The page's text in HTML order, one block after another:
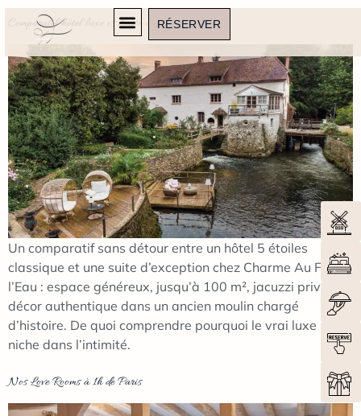
RÉSERVER
Comparatif hôtel luxe vs Suite de charme
Un comparatif sans détour entre un hôtel 5 étoiles
classique et une suite d’exception chez Charme Au Fil de
l’Eau : espace généreux, jusqu’à 100 m², jacuzzi privatif,
décor authentique dans un ancien moulin chargé
d’histoire. De quoi comprendre pourquoi le vrai luxe se
niche dans l’intimité.
Nos Love Rooms à 1h de Paris